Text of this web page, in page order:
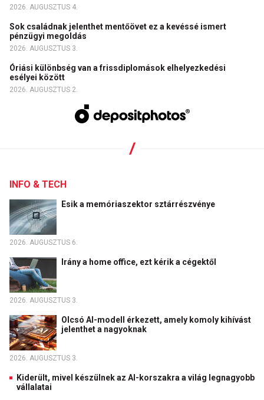
2026. AUGUSZTUS 4.
Sok családnak jelenthet mentőövet ez a kevéssé ismert
pénzügyi megoldás
2026. AUGUSZTUS 3.
Óriási különbség van a frissdiplomások elhelyezkedési
esélyei között
2026. AUGUSZTUS 2.
INFO & TECH
Esik a memóriaszektor sztárrészvénye
2026. AUGUSZTUS 6.
Irány a home office, ezt kérik a cégektől
2026. AUGUSZTUS 3.
Olcsó AI-modell érkezett, amely komoly kihívást
jelenthet a nagyoknak
2026. AUGUSZTUS 3.
Kiderült, mivel készülnek az AI-korszakra a világ legnagyobb
vállalatai